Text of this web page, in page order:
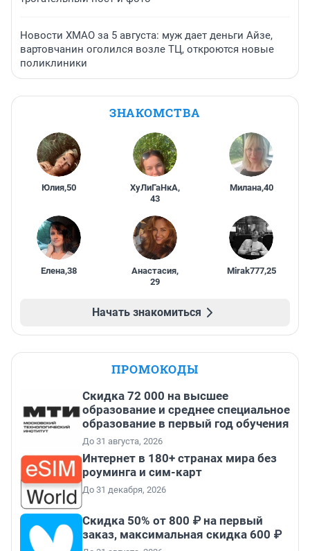
Новости ХМАО за 5 августа: муж дает деньги Айзе,
вартовчанин оголился возле ТЦ, откроются новые
поликлиники
ЗНАКОМСТВА
Юлия,50 ХуЛиГаНкА,
43
Милана,40
Елена,38 Анастасия,
29
Mirak777,25
Начать знакомиться
ПРОМОКОДЫ
Скидка 72 000 на высшее
образование и среднее специальное
образование в первый год обучения
До 31 августа, 2026
Интернет в 180+ странах мира без
роуминга и сим-карт
До 31 декабря, 2026
Скидка 50% от 800 ₽ на первый
заказ, максимальная скидка 600 ₽